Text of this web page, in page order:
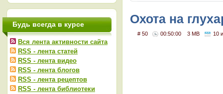
Охота на
на глухаря
# 50 00:50:00 3 MB 10
Будь всегда в курсе
Вся лента активности сайта
RSS - лента статей
RSS - лента видео
RSS - лента блогов
RSS - лента рецептов
RSS - лента библиотеки